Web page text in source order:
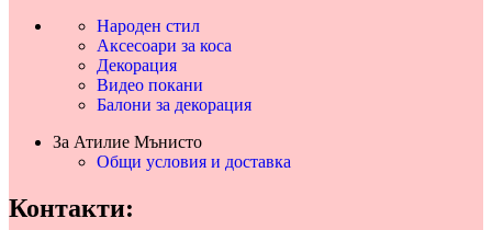
Народен стил
Аксесоари за коса
Декорация
Видео покани
Балони за декорация
За Атилие Мънисто
Общи условия и доставка
Контакти: